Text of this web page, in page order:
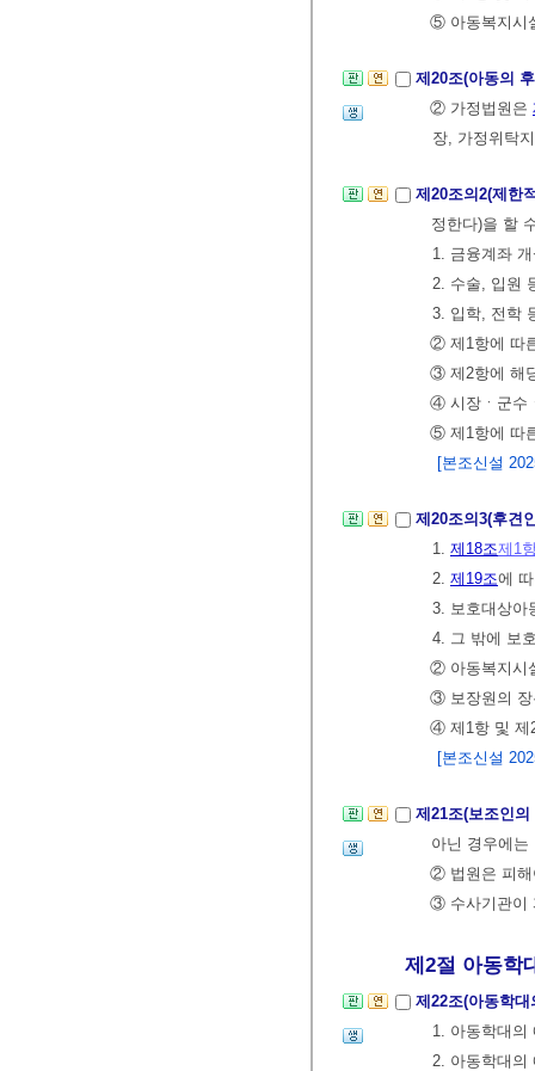
⑤ 아동복지시
제20조(아동의
② 가정법원은
장, 가정위탁
제20조의2(제한
정한다)을 할
1. 금융계좌
2. 수술, 입원
3. 입학, 전학
② 제1항에 따
③ 제2항에 해
④ 시장ㆍ군수
⑤ 제1항에 따
[본조신설
제20조의3(후견
1. 제18조제1
2. 제19조에
3. 보호대상아
4. 그 밖에 보
② 아동복지시
③ 보장원의
④ 제1항 및 제
[본조신설
제21조(보조인
아닌 경우에
② 법원은 피해
③ 수사기관이
제2절 아동학대
제22조(아동학
1. 아동학대의
2. 아동학대의